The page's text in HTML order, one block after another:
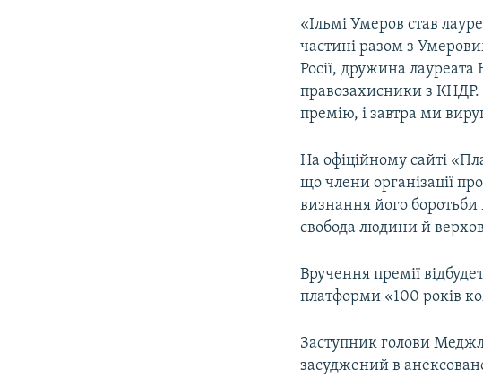
«Ільмі Умеров став
частині разом з
Росії, дружина лауреата
правозахисники з
премію, і завтра ми
На офіційному сайті
що члени організації
визнання його боротьби
свобода людини й
Вручення премії
платформи «100 років
Заступник голови
засуджений в